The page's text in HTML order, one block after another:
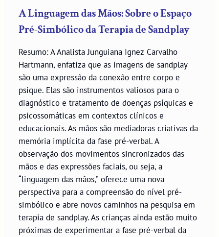
A Linguagem das Mãos: Sobre o Espaço
Pré-Simbólico da Terapia de Sandplay
Resumo: A Analista Junguiana Ignez Carvalho
Hartmann, enfatiza que as imagens de sandplay
são uma expressão da conexão entre corpo e
psique. Elas são instrumentos valiosos para o
diagnóstico e tratamento de doenças psíquicas e
psicossomáticas em contextos clínicos e
educacionais. As mãos são mediadoras criativas da
memória implícita da fase pré-verbal. A
observação dos movimentos sincronizados das
mãos e das expressões faciais, ou seja, a
“linguagem das mãos,” oferece uma nova
perspectiva para a compreensão do nível pré-
simbólico e abre novos caminhos na pesquisa em
terapia de sandplay. As crianças ainda estão muito
próximas de experimentar a fase pré-verbal da